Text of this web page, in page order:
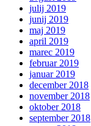
julij 2019
junij 2019
maj 2019
april 2019
marec 2019
februar 2019
januar 2019
december 2018
november 2018
oktober 2018
september 2018